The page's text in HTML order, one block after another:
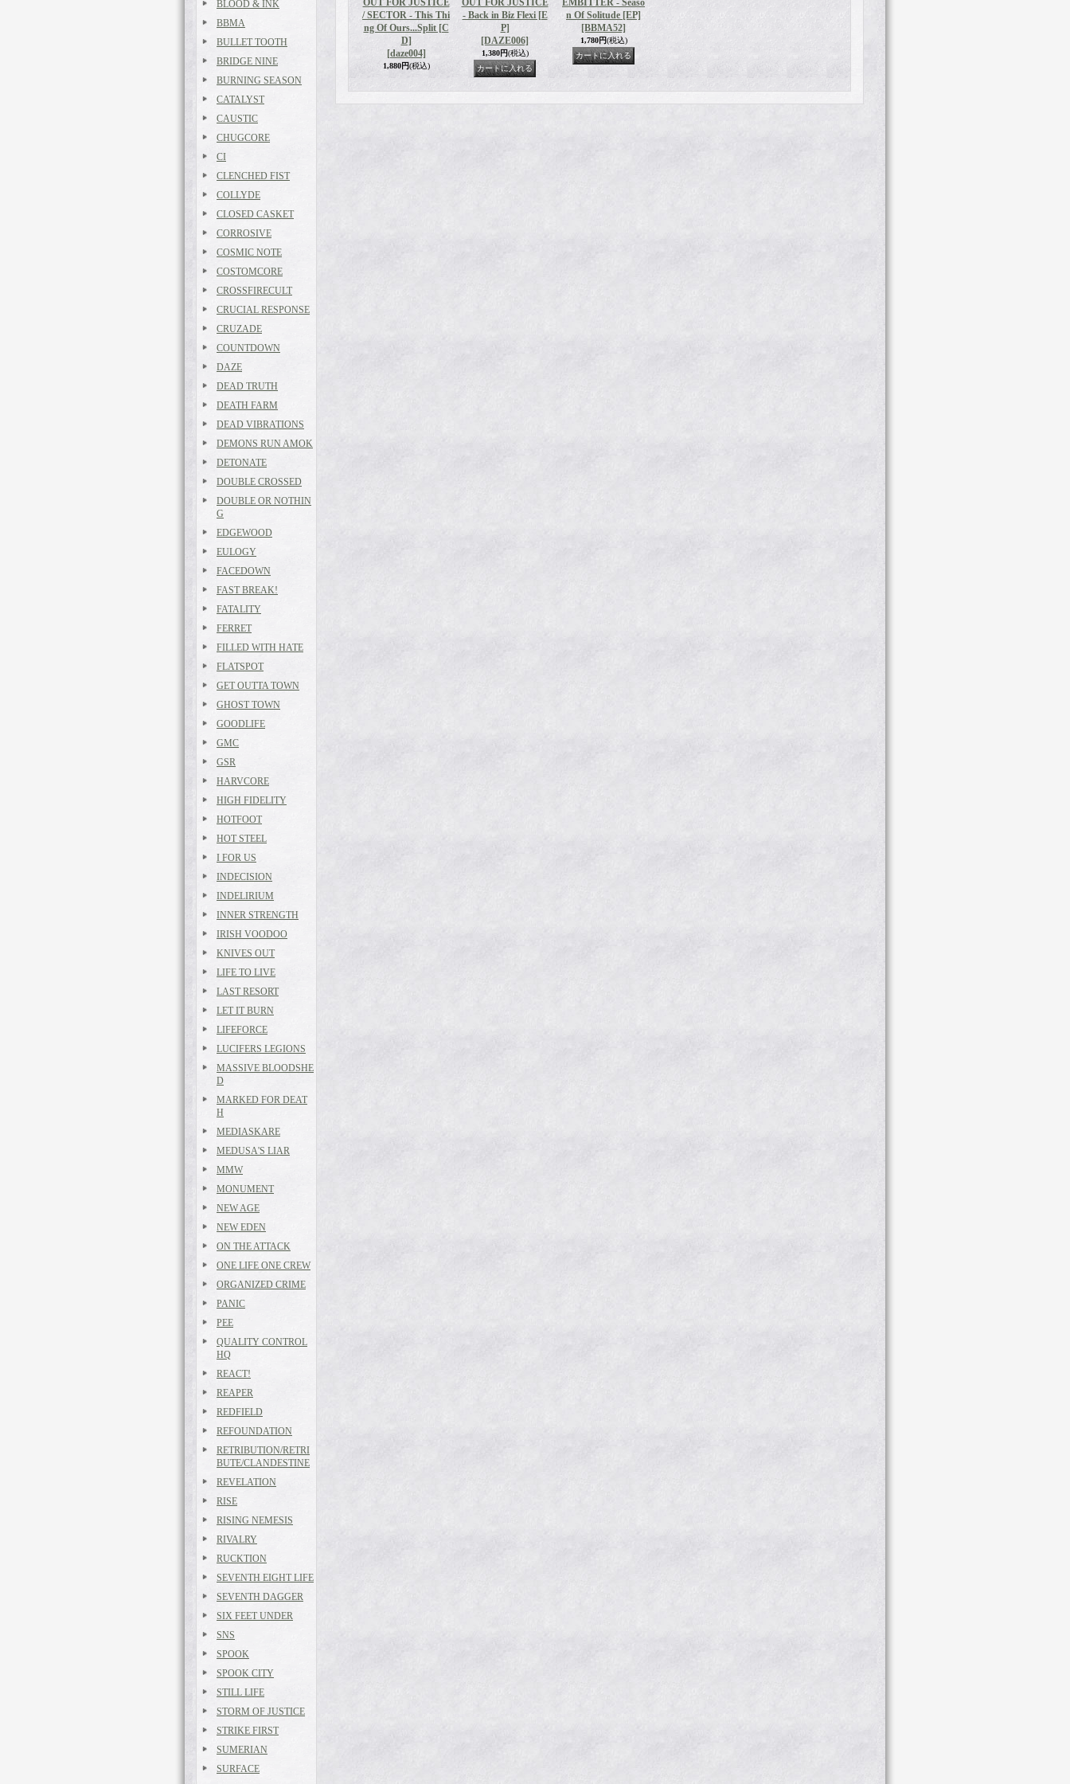
BLOOD & INK
BBMA
BULLET TOOTH
BRIDGE NINE
BURNING SEASON
CATALYST
CAUSTIC
CHUGCORE
CI
CLENCHED FIST
COLLYDE
CLOSED CASKET
CORROSIVE
COSMIC NOTE
COSTOMCORE
CROSSFIRECULT
CRUCIAL RESPONSE
CRUZADE
COUNTDOWN
DAZE
DEAD TRUTH
DEATH FARM
DEAD VIBRATIONS
DEMONS RUN AMOK
DETONATE
DOUBLE CROSSED
DOUBLE OR NOTHIN
G
EDGEWOOD
EULOGY
FACEDOWN
FAST BREAK!
FATALITY
FERRET
FILLED WITH HATE
FLATSPOT
GET OUTTA TOWN
GHOST TOWN
GOODLIFE
GMC
GSR
HARVCORE
HIGH FIDELITY
HOTFOOT
HOT STEEL
I FOR US
INDECISION
INDELIRIUM
INNER STRENGTH
IRISH VOODOO
KNIVES OUT
LIFE TO LIVE
LAST RESORT
LET IT BURN
LIFEFORCE
LUCIFERS LEGIONS
MASSIVE BLOODSHE
D
MARKED FOR DEAT
H
MEDIASKARE
MEDUSA'S LIAR
MMW
MONUMENT
NEW AGE
NEW EDEN
ON THE ATTACK
ONE LIFE ONE CREW
ORGANIZED CRIME
PANIC
PEE
QUALITY CONTROL
HQ
REACT!
REAPER
REDFIELD
REFOUNDATION
RETRIBUTION/RETRI
BUTE/CLANDESTINE
REVELATION
RISE
RISING NEMESIS
RIVALRY
RUCKTION
SEVENTH EIGHT LIFE
SEVENTH DAGGER
SIX FEET UNDER
SNS
SPOOK
SPOOK CITY
STILL LIFE
STORM OF JUSTICE
STRIKE FIRST
SUMERIAN
SURFACE
OUT FOR JUSTICE
/ SECTOR - This Thi
ng Of Ours...Split [C
D]
[daze004]
1,880円(税込)
OUT FOR JUSTICE
- Back in Biz Flexi [E
P]
[DAZE006]
1,380円(税込)
EMBITTER - Seaso
n Of Solitude [EP]
[BBMA52]
1,780円(税込)